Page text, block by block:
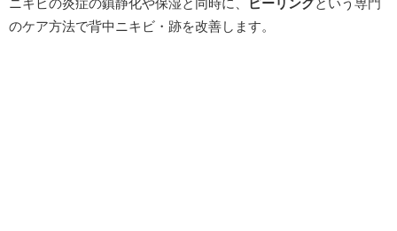
のケア方法で背中ニキビ・跡を改善します。